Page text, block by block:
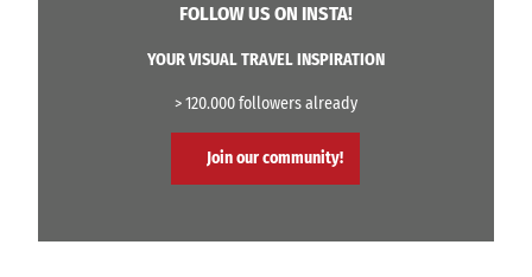
FOLLOW US ON INSTA!
YOUR VISUAL TRAVEL INSPIRATION
> 120.000 followers already
Join our community!